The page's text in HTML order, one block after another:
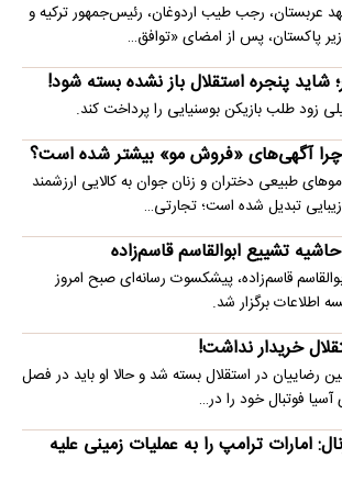
عربستان، رجب طیب اردوغان، رئیس‌جمهور ترکیه و
پاکستان، پس از امضای «توافق…
شاید پنجره استقلال باز نشده بسته شود!
زود طلب بازیکن بوسنیایی را پرداخت کند.
چرا آگهی‌های «فروش مو» بیشتر شده است؟
طبیعی دختران و زنان جوان به کالایی ارزشمند
تبدیل شده است؛ تجارتی…
تشییع ابوالقاسم قاسم‌زاده
قاسم‌زاده، پیشکسوت رسانه‌ای صبح امروز
خریدار نداشت!
رضاییان در استقلال بسته شد و حالا او باید در فصل
فوتبال خود را در…
امارات ترامپ را به عملیات زمینی علیه